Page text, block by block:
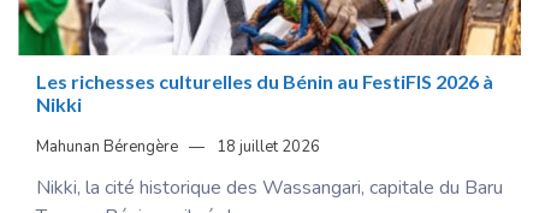
Les richesses culturelles du Bénin au FestiFIS 2026 à
Nikki
Mahunan Bérengère 18 juillet 2026
Nikki, la cité historique des Wassangari, capitale du Baru